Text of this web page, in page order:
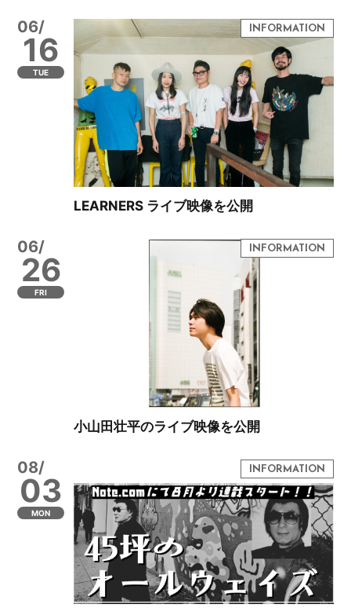
06/
16
TUE
LEARNERS ライブ映像を公開
06/
26
FRI
小山田壮平のライブ映像を公開
08/
03
MON